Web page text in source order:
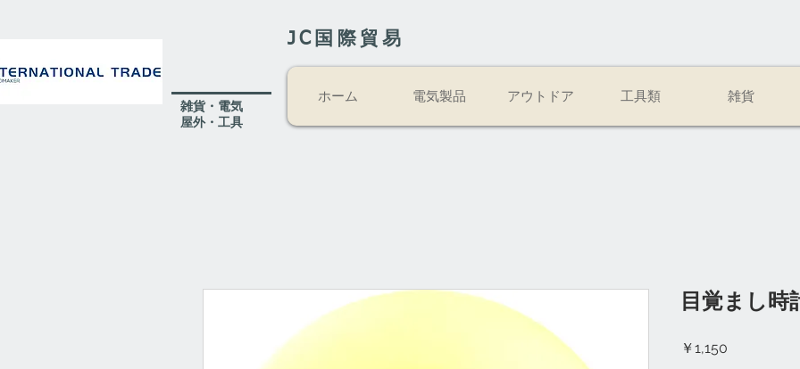
JC国際貿易
​雑貨・電気
​屋外・工具
ホーム 電気製品 アウトドア 工具類 雑貨
目覚まし時
￥1,150